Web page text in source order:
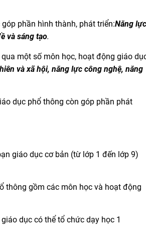
phần hình thành, phát triển:Năng lực
và sáng tạo.
một số môn học, hoạt động giáo
và xã hội, năng lực công nghệ, năng
dục phổ thông còn góp phần phát
giáo dục cơ bản (từ lớp 1 đến lớp 9)
thông gồm các môn học và hoạt động
dục có thể tổ chức dạy học 1